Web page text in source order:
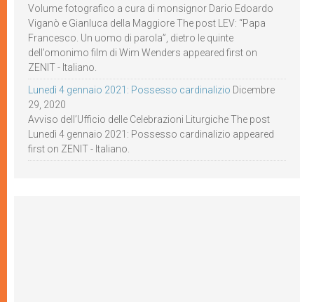
Volume fotografico a cura di monsignor Dario Edoardo
Viganò e Gianluca della Maggiore The post LEV: “Papa
Francesco. Un uomo di parola”, dietro le quinte
dell’omonimo film di Wim Wenders appeared first on
ZENIT - Italiano.
Lunedì 4 gennaio 2021: Possesso cardinalizio Dicembre
29, 2020
Avviso dell’Ufficio delle Celebrazioni Liturgiche The post
Lunedì 4 gennaio 2021: Possesso cardinalizio appeared
first on ZENIT - Italiano.